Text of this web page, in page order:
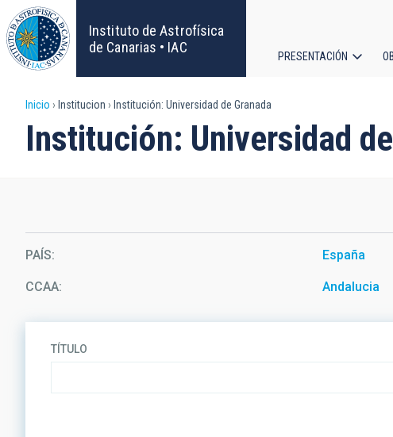
Pasar
al
contenido
principal
Instituto de Astrofísica
de Canarias • IAC
principal
PRESENTACIÓN
Sobrescribir
enlaces
a
la
navegación
Inicio Institucion Institución: Universidad de Granada
Institución: Universidad
PAÍS España
CCAA Andalucia
TÍTULO